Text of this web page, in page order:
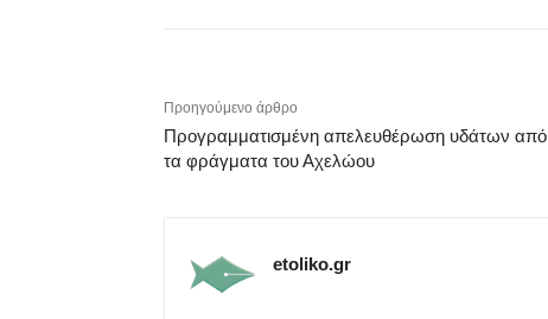
Προηγούμενο άρθρο
Προγραμματισμένη απελευθέρωση υδάτων από
τα φράγματα του Αχελώου
etoliko.gr